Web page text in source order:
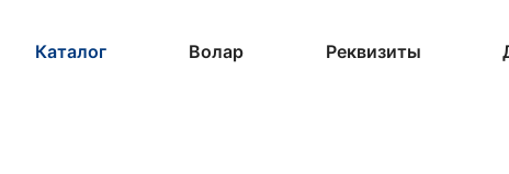
Каталог Волар Реквизиты